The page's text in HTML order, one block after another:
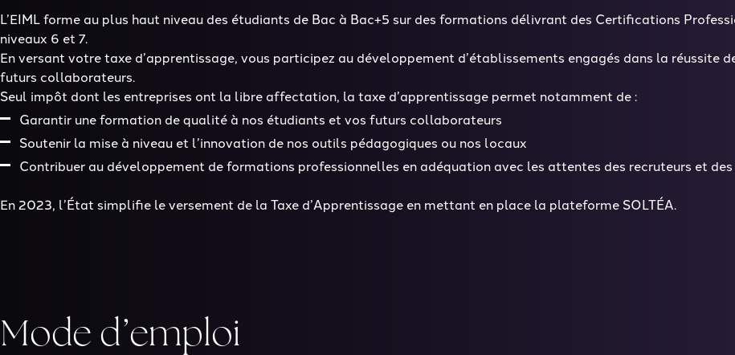
L’EIML forme au plus haut niveau des étudiants de Bac à Bac+5 sur des formations délivrant des Certifications
niveaux 6 et 7.
En versant votre taxe d’apprentissage, vous participez au développement d’établissements engagés dans la réussite
futurs collaborateurs.
Seul impôt dont les entreprises ont la libre affectation, la taxe d’apprentissage permet notamment de :
Garantir une formation de qualité à nos étudiants et vos futurs collaborateurs
Soutenir la mise à niveau et l’innovation de nos outils pédagogiques ou nos locaux
Contribuer au développement de formations professionnelles en adéquation avec les attentes des recruteurs et
En 2023, l’État simplifie le versement de la Taxe d’Apprentissage en mettant en place la plateforme SOLTÉA.
Mode d’emploi